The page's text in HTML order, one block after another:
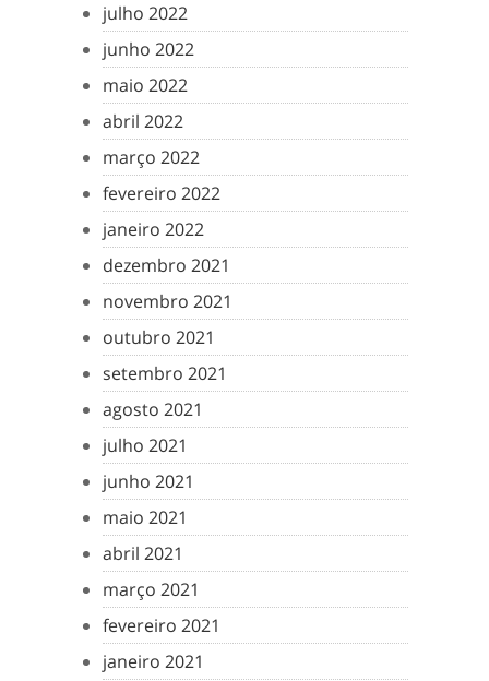
julho 2022
junho 2022
maio 2022
abril 2022
março 2022
fevereiro 2022
janeiro 2022
dezembro 2021
novembro 2021
outubro 2021
setembro 2021
agosto 2021
julho 2021
junho 2021
maio 2021
abril 2021
março 2021
fevereiro 2021
janeiro 2021